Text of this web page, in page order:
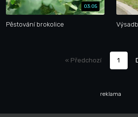
03:05
Pěstování brokolice
« Předchozí 1
reklama